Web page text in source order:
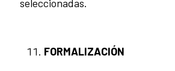
seleccionadas.
FORMALIZACIÓN